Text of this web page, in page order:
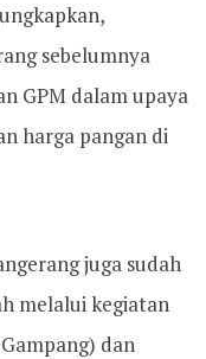
sebelumnya
GPM dalam upaya
harga pangan di
juga sudah
melalui kegiatan
dan